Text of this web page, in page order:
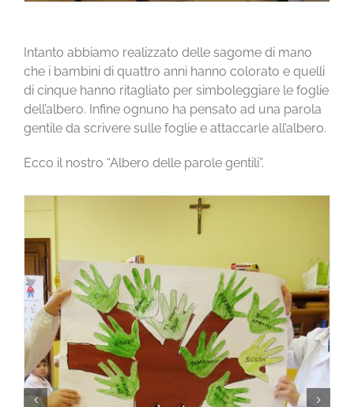
Intanto abbiamo realizzato delle sagome di mano
che i bambini di quattro anni hanno colorato e quelli
di cinque hanno ritagliato per simboleggiare le foglie
dell’albero. Infine ognuno ha pensato ad una parola
gentile da scrivere sulle foglie e attaccarle all’albero.
Ecco il nostro “Albero delle parole gentili”.